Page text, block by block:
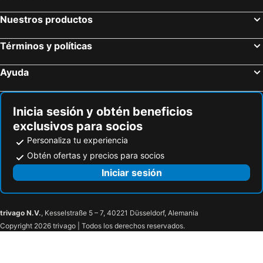
Nuestros productos
Términos y políticas
Ayuda
Inicia sesión y obtén beneficios
exclusivos para socios
Personaliza tu experiencia
Obtén ofertas y precios para socios
Iniciar sesión
trivago N.V., Kesselstraße 5 – 7, 40221 Düsseldorf, Alemania
Copyright 2026 trivago | Todos los derechos reservados.